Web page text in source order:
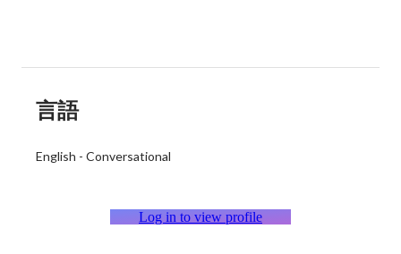
言語
English - Conversational
Log in to view profile